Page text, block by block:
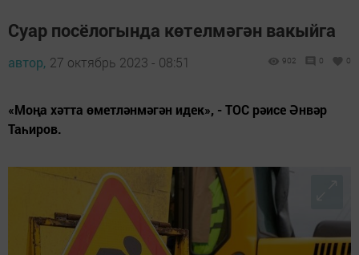
Суар посёлогында көтелмәгән вакыйга
автор, 27 октябрь 2023 - 08:51 902 0 0
«Моңа хәтта өметләнмәгән идек», - ТОС рәисе Әнвәр
Таһиров.